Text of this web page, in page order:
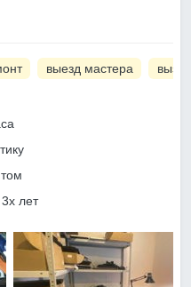
выезд мастера
лет